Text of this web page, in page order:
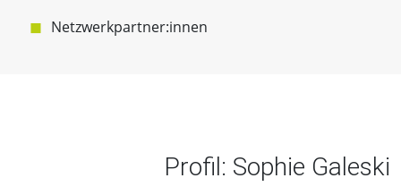
Netzwerkpartner:innen
Profil: Sophie Galeski